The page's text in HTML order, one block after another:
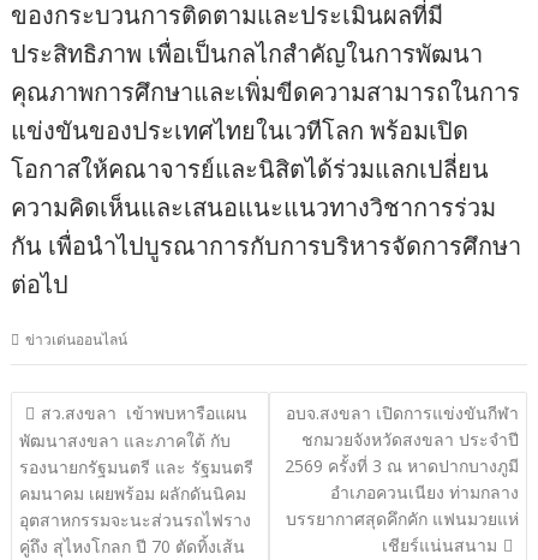
ของกระบวนการติดตามและประเมินผลที่มี
ประสิทธิภาพ เพื่อเป็นกลไกสำคัญในการพัฒนา
คุณภาพการศึกษาและเพิ่มขีดความสามารถในการ
แข่งขันของประเทศไทยในเวทีโลก พร้อมเปิด
โอกาสให้คณาจารย์และนิสิตได้ร่วมแลกเปลี่ยน
ความคิดเห็นและเสนอแนะแนวทางวิชาการร่วม
กัน เพื่อนำไปบูรณาการกับการบริหารจัดการศึกษา
ต่อไป
ข่าวเด่นออนไลน์
แนะแนว
เรื่อง
สว.สงขลา เข้าพบหารือแผน
พัฒนาสงขลา และภาคใต้ กับ
รองนายกรัฐมนตรี และ รัฐมนตรี
คมนาคม เผยพร้อม ผลักดันนิคม
อุตสาหกรรมจะนะส่วนรถไฟราง
คู่ถึง สุไหงโกลก ปี 70 ตัดทิ้งเส้น
อบจ.สงขลา เปิดการแข่งขันกีฬา
ชกมวยจังหวัดสงขลา ประจำปี
2569 ครั้งที่ 3 ณ หาดปากบางภูมี
อำเภอควนเนียง ท่ามกลาง
บรรยากาศสุดคึกคัก แฟนมวยแห่
เชียร์แน่นสนาม